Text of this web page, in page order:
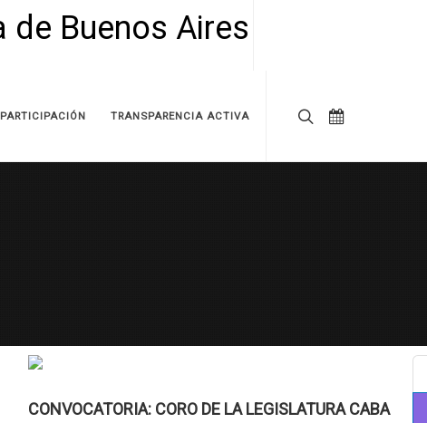
PARTICIPACIÓN TRANSPARENCIA ACTIVA
CONVOCATORIA: CORO DE LA LEGISLATURA CABA